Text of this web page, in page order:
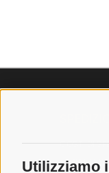
Utilizziamo
COSTI DI
TEMPI DI